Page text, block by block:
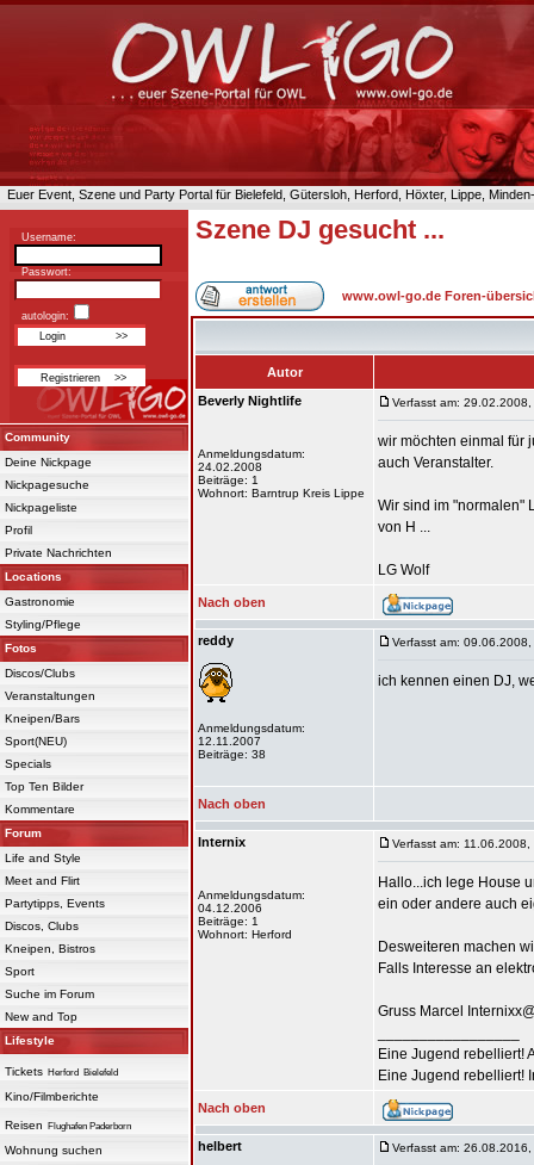
Euer Event, Szene und Party Portal für Bielefeld, Gütersloh, Herford, Höxter, Lippe,
Username:
Passwort:
autologin:
Community
Deine Nickpage
Nickpagesuche
Nickpageliste
Profil
Private Nachrichten
Locations
Gastronomie
Styling/Pflege
Fotos
Discos/Clubs
Veranstaltungen
Kneipen/Bars
Sport(NEU)
Specials
Top Ten Bilder
Kommentare
Forum
Life and Style
Meet and Flirt
Partytipps, Events
Discos, Clubs
Kneipen, Bistros
Sport
Suche im Forum
New and Top
Lifestyle
Tickets Herford Bielefeld
Kino/Filmberichte
Reisen Flughafen Paderborn
Wohnung suchen
Szene DJ gesucht ...
www.owl-go.de Foren-
Autor
Beverly Nightlife
Anmeldungsdatum:
24.02.2008
Beiträge: 1
Wohnort: Barntrup Kreis Lippe
Verfasst am:
wir möchten einmal für
auch Veranstalter.
Wir sind im "normalen"
von H ...
LG Wolf
Nach oben
reddy
Anmeldungsdatum:
12.11.2007
Beiträge: 38
Verfasst am:
ich kennen einen DJ,
Nach oben
Internix
Anmeldungsdatum:
04.12.2006
Beiträge: 1
Wohnort: Herford
Verfasst am: 11.06.2008,
Hallo...ich lege House
ein oder andere auch
Desweiteren machen
Falls Interesse an
Gruss Marcel
Eine Jugend rebelliert!
Eine Jugend rebelliert!
Nach oben
helbert Verfasst am: